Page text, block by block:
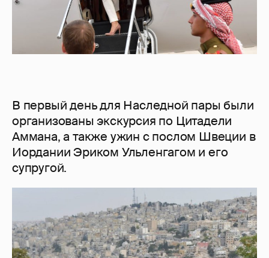
В первый день для Наследной пары были
организованы экскурсия по Цитадели
Аммана, а также ужин с послом Швеции в
Иордании Эриком Ульленгагом и его
супругой.